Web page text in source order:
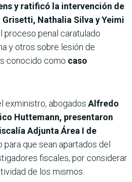
y ratificó la intervención de
Nathalia Silva y Yeimi
proceso penal caratulado
y otros sobre lesión de
conocido como caso
exministro, abogados Alfredo
Huttemann, presentaron
Adjunta Área I de
para que sean apartados del
fiscales, por considerar
de los mismos.